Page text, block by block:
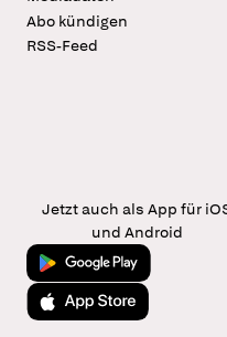
Abo kündigen
RSS-Feed
Jetzt auch als App für
und Android
Jetzt bei Google Play
Laden im App Store